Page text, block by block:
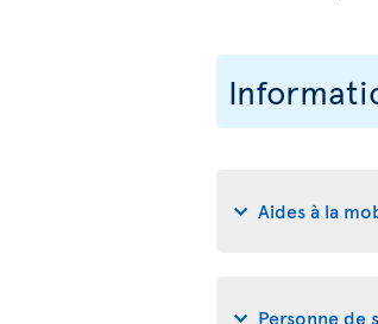
Aides à la
Personne de